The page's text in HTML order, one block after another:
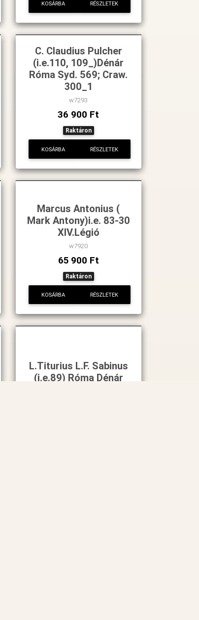
KOSÁRBA RÉSZLETEK
C. Claudius Pulcher
(i.e.110, 109_)Dénár
Róma Syd. 569; Craw.
300_1
w7293
36 900 Ft
Raktáron
KOSÁRBA RÉSZLETEK
Marcus Antonius (
Mark Antony)i.e. 83-30
XIV.Légió
w7920
65 900 Ft
Raktáron
KOSÁRBA RÉSZLETEK
L.Titurius L.F. Sabinus
(i.e.89) Róma Dénár